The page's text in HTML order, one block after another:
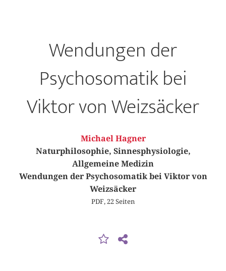
Wendungen der
Psychosomatik bei
Viktor von Weizsäcker
Michael Hagner
Naturphilosophie, Sinnesphysiologie,
Allgemeine Medizin
Wendungen der Psychosomatik bei Viktor von
Weizsäcker
PDF, 22 Seiten